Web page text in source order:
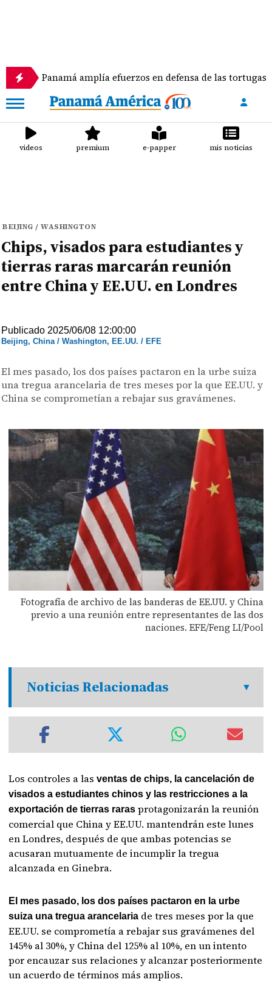
amplía efuerzos en defensa de las tortugas marinas
videos premium e-papper mis noticias
BEIJING / WASHINGTON
Chips, visados para estudiantes y
tierras raras marcarán reunión
entre China y EE.UU. en Londres
Publicado 2025/06/08 12:00:00
Beijing, China / Washington, EE.UU. / EFE
El mes pasado, los dos países pactaron en la urbe suiza
una tregua arancelaria de tres meses por la que EE.UU. y
China se comprometían a rebajar sus gravámenes.
Fotografía de archivo de las banderas de EE.UU. y China
previo a una reunión entre representantes de las dos
naciones. EFE/Feng LI/Pool
Noticias Relacionadas
Los controles a lasventas de chips, la cancelación de
visados a estudiantes chinos y las restricciones a la
exportación de tierras raras protagonizarán la reunión
comercial que China y EE.UU. mantendrán este lunes
en Londres, después de que ambas potencias se
acusaran mutuamente de incumplir la tregua
alcanzada en Ginebra.
El mes pasado, los dos países pactaron en la urbe
suiza una tregua arancelaria de tres meses por la que
EE.UU. se comprometía a rebajar sus gravámenes del
145% al 30%, y China del 125% al 10%, en un intento
por encauzar sus relaciones y alcanzar posteriormente
un acuerdo de términos más amplios.